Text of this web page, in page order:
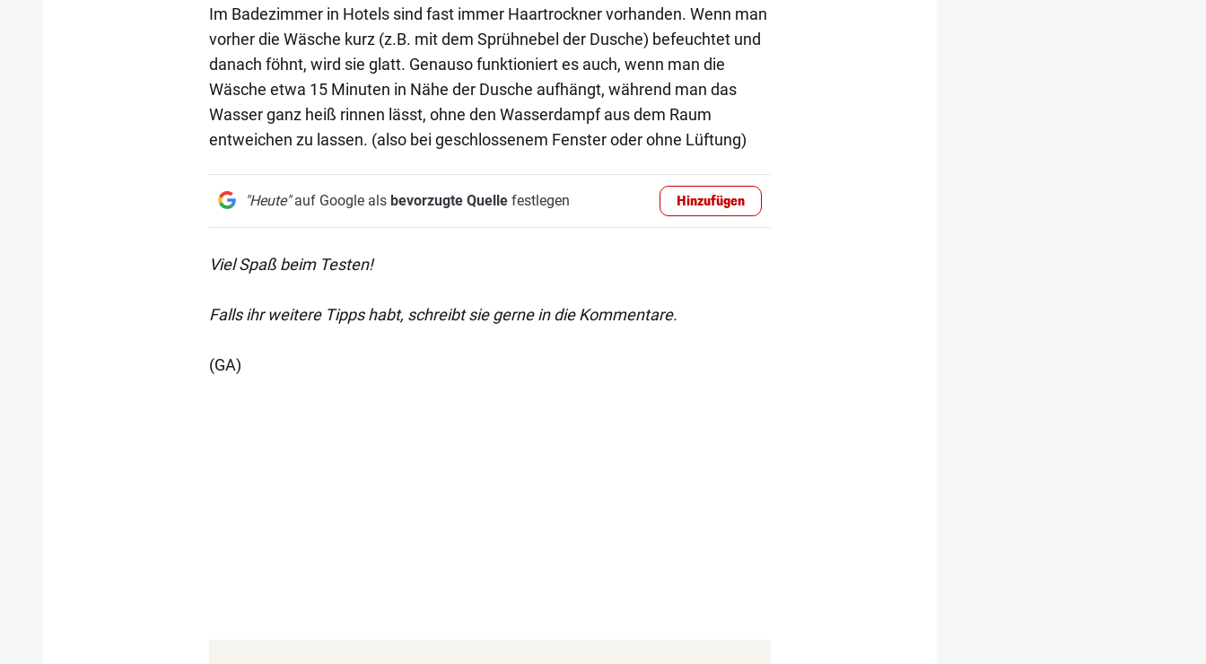
Im Badezimmer in Hotels sind fast immer Haartrockner vorhanden. Wenn man
vorher die Wäsche kurz (z.B. mit dem Sprühnebel der Dusche) befeuchtet und
danach föhnt, wird sie glatt. Genauso funktioniert es auch, wenn man die
Wäsche etwa 15 Minuten in Nähe der Dusche aufhängt, während man das
Wasser ganz heiß rinnen lässt, ohne den Wasserdampf aus dem Raum
entweichen zu lassen. (also bei geschlossenem Fenster oder ohne Lüftung)
"Heute"auf Google als bevorzugte Quellefestlegen Hinzufügen
Viel Spaß beim Testen!
Falls ihr weitere Tipps habt, schreibt sie gerne in die Kommentare.
(GA)